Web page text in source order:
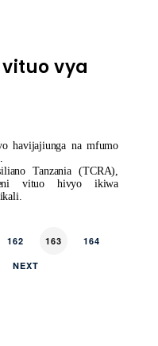
vya
havijajiunga na mfumo
Tanzania (TCRA),
vituo hivyo ikiwa
162 163 164
NEXT